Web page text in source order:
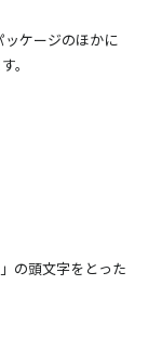
ッケージのほかに
。
の頭文字をとった